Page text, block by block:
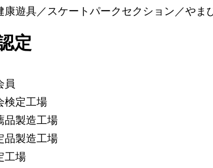
遊具／スケートパークセクション／や
定
員
検定工場
品製造工場
品製造工場
工場